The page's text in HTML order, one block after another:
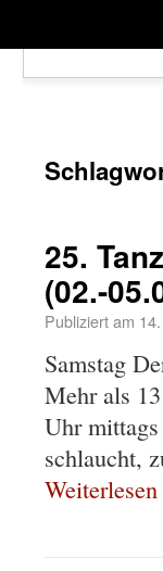
25.
(02.-
Publiziert am
Samstag
Mehr als
Uhr
schlaucht,
Weiterlesen